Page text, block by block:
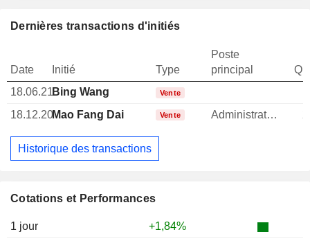
Cotations et Performances
1 jour
+1,84%
Dernières transactions d'initiés
Date Initié Type
Poste
principal
18.06.21Bing Wang Vente
18.12.20Mao Fang Dai Vente Administrateur
Historique des transactions